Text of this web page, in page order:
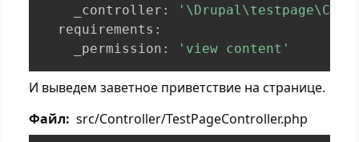
    _controller
:
  requirements
:
    _permission
: 'view content'
И выведем заветное приветствие на странице.
Файл
src/Controller/TestPageController.php